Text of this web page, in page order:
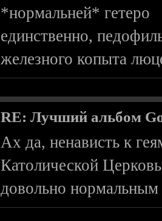
*нормальней* гетеро
единственно,
железного копыта
RE: Лучший альбом
Ах да, ненависть к
Католической
довольно нормальным